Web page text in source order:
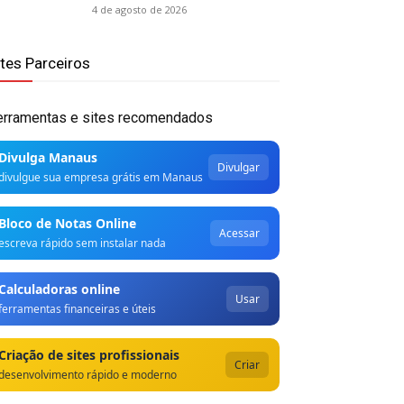
4 de agosto de 2026
Parceiros
e sites recomendados
Manaus
sua empresa grátis em Manaus
Divulgar
de Notas Online
rápido sem instalar nada
Acessar
online
financeiras e úteis
Usar
de sites profissionais
rápido e moderno
Criar